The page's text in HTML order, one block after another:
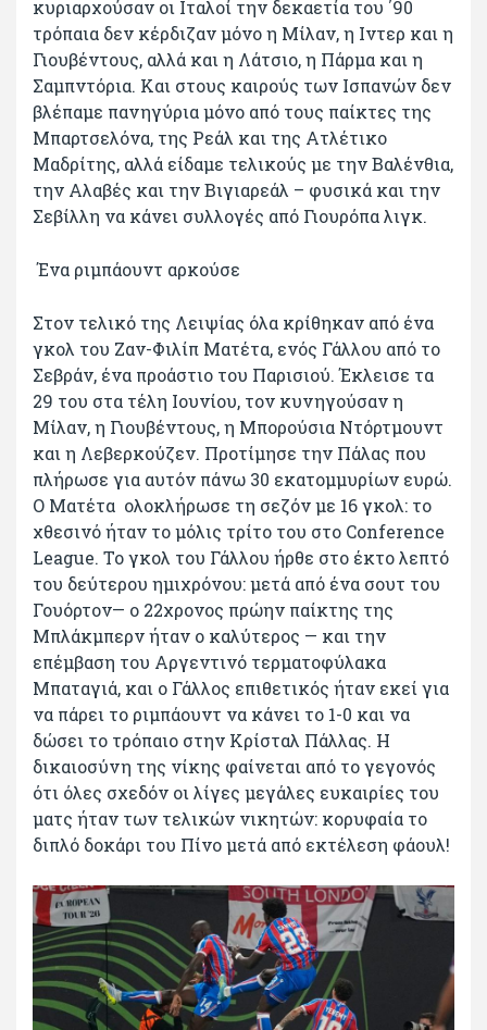
κυριαρχούσαν οι Ιταλοί την δεκαετία του ΄90
τρόπαια δεν κέρδιζαν μόνο η Μίλαν, η Ιντερ και η
Γιουβέντους, αλλά και η Λάτσιο, η Πάρμα και η
Σαμπντόρια. Και στους καιρούς των Ισπανών δεν
βλέπαμε πανηγύρια μόνο από τους παίκτες της
Μπαρτσελόνα, της Ρεάλ και της Ατλέτικο
Μαδρίτης, αλλά είδαμε τελικούς με την Βαλένθια,
την Αλαβές και την Βιγιαρεάλ – φυσικά και την
Σεβίλλη να κάνει συλλογές από Γιουρόπα λιγκ.
Ένα ριμπάουντ αρκούσε
Στον τελικό της Λειψίας όλα κρίθηκαν από ένα
γκολ του Ζαν-Φιλίπ Ματέτα, ενός Γάλλου από το
Σεβράν, ένα προάστιο του Παρισιού. Έκλεισε τα
29 του στα τέλη Ιουνίου, τον κυνηγούσαν η
Μίλαν, η Γιουβέντους, η Μπορούσια Ντόρτμουντ
και η Λεβερκούζεν. Προτίμησε την Πάλας που
πλήρωσε για αυτόν πάνω 30 εκατομμυρίων ευρώ.
Ο Ματέτα ολοκλήρωσε τη σεζόν με 16 γκολ: το
χθεσινό ήταν το μόλις τρίτο του στο Conference
League. Το γκολ του Γάλλου ήρθε στο έκτο λεπτό
του δεύτερου ημιχρόνου: μετά από ένα σουτ του
Γουόρτον— ο 22χρονος πρώην παίκτης της
Μπλάκμπερν ήταν ο καλύτερος — και την
επέμβαση του Αργεντινό τερματοφύλακα
Μπαταγιά, και ο Γάλλος επιθετικός ήταν εκεί για
να πάρει το ριμπάουντ να κάνει το 1-0 και να
δώσει το τρόπαιο στην Κρίσταλ Πάλλας. Η
δικαιοσύνη της νίκης φαίνεται από το γεγονός
ότι όλες σχεδόν οι λίγες μεγάλες ευκαιρίες του
ματς ήταν των τελικών νικητών: κορυφαία το
διπλό δοκάρι του Πίνο μετά από εκτέλεση φάουλ!